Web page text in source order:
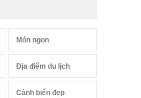
Món ngon
Địa điểm du lịch
Cảnh biển đẹp